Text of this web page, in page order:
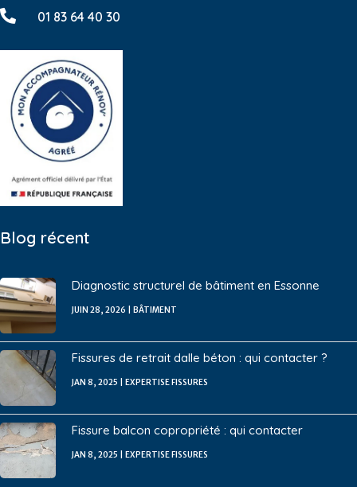
 01 83 64 40 30
Blog récent
Diagnostic structurel de bâtiment en Essonne
JUIN 28, 2026 BÂTIMENT
Fissures de retrait dalle béton : qui contacter ?
JAN 8, 2025 EXPERTISE FISSURES
Fissure balcon copropriété : qui contacter
JAN 8, 2025 EXPERTISE FISSURES